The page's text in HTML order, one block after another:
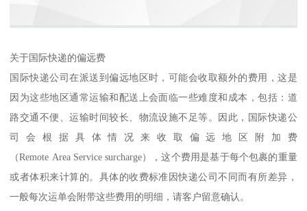
关于国际快递的偏远费
国际快递公司在派送到偏远地区时，可能会收取额外的费用，这是
因为这些地区通常运输和配送上会面临一些难度和成本，包括：道
路交通不便、运输时间较长、物流设施不足等。因此，国际快递公
司会根据具体情况来收取偏远地区附加费
（Remote Area Service surcharge），这个费用是基于每个包裹的重量
或者体积来计算的。具体的收费标准因快递公司不同而有所差异，
一般每次运单会附带这些费用的明细，请客户留意确认。